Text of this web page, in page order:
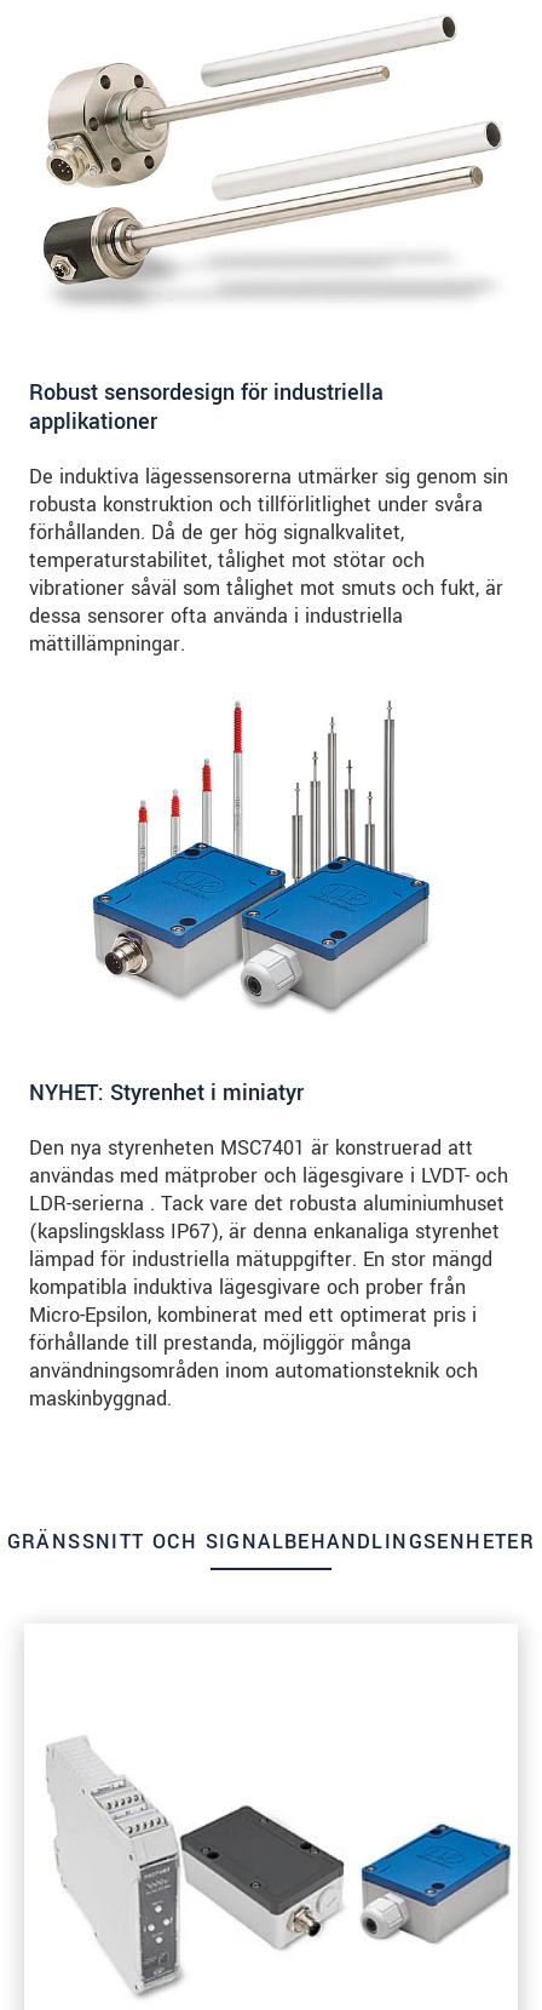
Robust sensordesign för industriella
applikationer
De induktiva lägessensorerna utmärker sig genom sin
robusta konstruktion och tillförlitlighet under svåra
förhållanden. Då de ger hög signalkvalitet,
temperaturstabilitet, tålighet mot stötar och
vibrationer såväl som tålighet mot smuts och fukt, är
dessa sensorer ofta använda i industriella
mättillämpningar.
NYHET: Styrenhet i miniatyr
Den nya styrenheten MSC7401 är konstruerad att
användas med mätprober och lägesgivare i LVDT- och
LDR-serierna . Tack vare det robusta aluminiumhuset
(kapslingsklass IP67), är denna enkanaliga styrenhet
lämpad för industriella mätuppgifter. En stor mängd
kompatibla induktiva lägesgivare och prober från
Micro-Epsilon, kombinerat med ett optimerat pris i
förhållande till prestanda, möjliggör många
användningsområden inom automationsteknik och
maskinbyggnad.
GRÄNSSNITT OCH SIGNALBEHANDLINGSENHETER